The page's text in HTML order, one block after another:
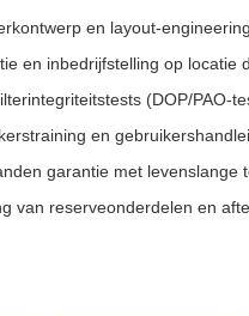
en layout-
en inbedrijfstelling op locatie
(DOP/PAO-
en
garantie met levenslange
van reserveonderdelen en